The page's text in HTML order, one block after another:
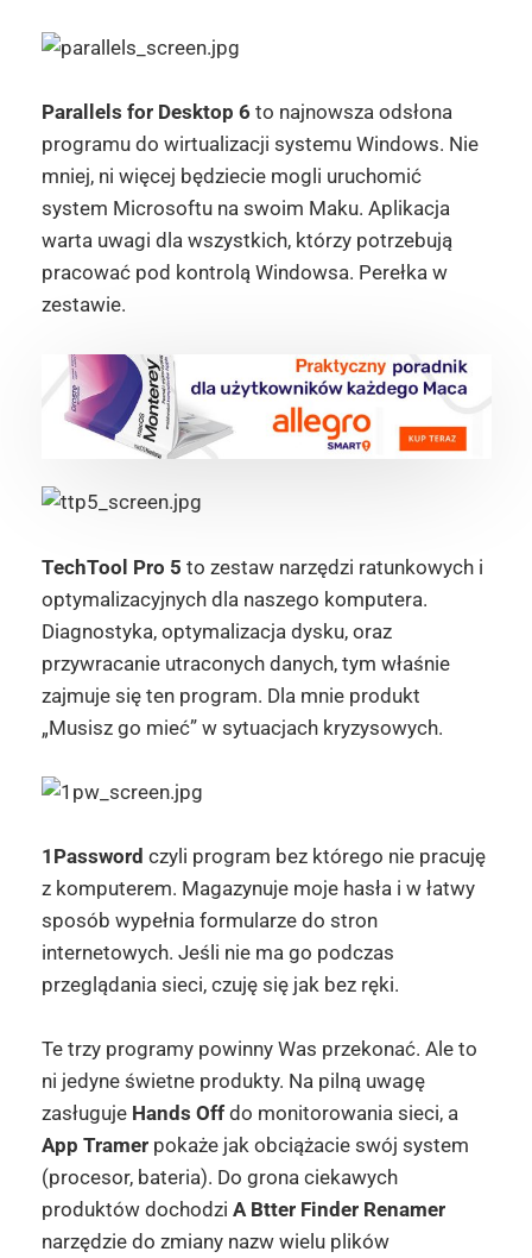
Parallels for Desktop 6to najnowsza odsłona
programu do wirtualizacji systemu Windows. Nie
mniej, ni więcej będziecie mogli uruchomić
system Microsoftu na swoim Maku. Aplikacja
warta uwagi dla wszystkich, którzy potrzebują
pracować pod kontrolą Windowsa. Perełka w
zestawie.
TechTool Pro 5 to zestaw narzędzi ratunkowych i
optymalizacyjnych dla naszego komputera.
Diagnostyka, optymalizacja dysku, oraz
przywracanie utraconych danych, tym właśnie
zajmuje się ten program. Dla mnie produkt
„Musisz go mieć” w sytuacjach kryzysowych.
1Password czyli program bez którego nie pracuję
z komputerem. Magazynuje moje hasła i w łatwy
sposób wypełnia formularze do stron
internetowych. Jeśli nie ma go podczas
przeglądania sieci, czuję się jak bez ręki.
Te trzy programy powinny Was przekonać. Ale to
ni jedyne świetne produkty. Na pilną uwagę
zasługuje Hands Offdo monitorowania sieci, a
App Tramerpokaże jak obciążacie swój system
(procesor, bateria). Do grona ciekawych
produktów dochodzi A Btter Finder Renamer
narzędzie do zmiany nazw wielu plików